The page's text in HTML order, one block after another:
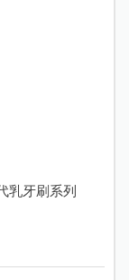
乳牙刷系列